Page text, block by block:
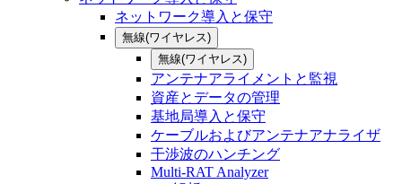
ネットワーク導入と保守
無線(ワイヤレス)
無線(ワイヤレス)
アンテナアライメントと監視
資産とデータの管理
基地局導入と保守
ケーブルおよびアンテナアナライザ
干渉波のハンチング
Multi-RAT Analyzer